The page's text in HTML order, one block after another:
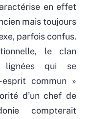
en effet
mais toujours
parfois confus.
le clan
qui se
esprit commun »
d’un chef de
compterait